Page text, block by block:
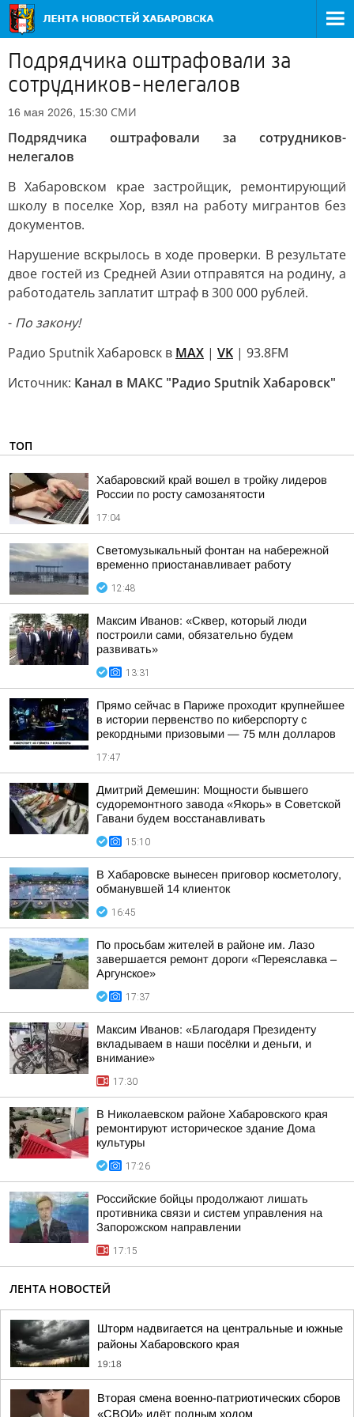
Подрядчика оштрафовали за
сотрудников-нелегалов
16 мая 2026, 15:30 СМИ
Подрядчика оштрафовали за сотрудников-
нелегалов
В Хабаровском крае застройщик, ремонтирующий
школу в поселке Хор, взял на работу мигрантов без
документов.
Нарушение вскрылось в ходе проверки. В результате
двое гостей из Средней Азии отправятся на родину, а
работодатель заплатит штраф в 300 000 рублей.
- По закону!
Радио Sputnik Хабаровск в MAX | VK | 93.8FM
Источник: Канал в МАКС "Радио Sputnik Хабаровск"
ТОП
Хабаровский край вошел в тройку лидеров
России по росту самозанятости
17:04
Светомузыкальный фонтан на набережной
временно приостанавливает работу
12:48
Максим Иванов: «Сквер, который люди
построили сами, обязательно будем
развивать»
13:31
Прямо сейчас в Париже проходит крупнейшее
в истории первенство по киберспорту с
рекордными призовыми — 75 млн долларов
17:47
Дмитрий Демешин: Мощности бывшего
судоремонтного завода «Якорь» в Советской
Гавани будем восстанавливать
15:10
В Хабаровске вынесен приговор косметологу,
обманувшей 14 клиенток
16:45
По просьбам жителей в районе им. Лазо
завершается ремонт дороги «Переяславка –
Аргунское»
17:37
Максим Иванов: «Благодаря Президенту
вкладываем в наши посёлки и деньги, и
внимание»
17:30
В Николаевском районе Хабаровского края
ремонтируют историческое здание Дома
культуры
17:26
Российские бойцы продолжают лишать
противника связи и систем управления на
Запорожском направлении
17:15
ЛЕНТА НОВОСТЕЙ
Шторм надвигается на центральные и южные
районы Хабаровского края
19:18
Вторая смена военно-патриотических сборов
«СВОИ» идёт полным ходом